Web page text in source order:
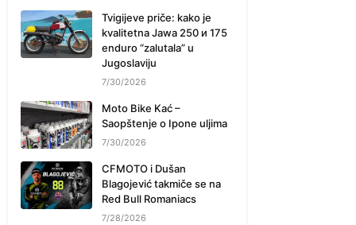
Tvigijeve priče: kako je
kvalitetna Jawa 250 и 175
enduro “zalutala” u
Jugoslaviju
7/30/2026
Moto Bike Kać –
Saopštenje o Ipone uljima
7/30/2026
CFMOTO i Dušan
Blagojević takmiče se na
Red Bull Romaniacs
7/28/2026